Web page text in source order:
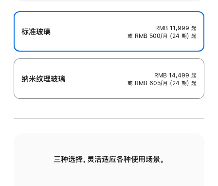
标准玻璃 RMB 11,999 起
或 RMB 500/月 (24 期) 起
纳米纹理玻璃 RMB 14,499 起
或 RMB 605/月 (24 期) 起
三种选择，灵活适应各种使用场景。